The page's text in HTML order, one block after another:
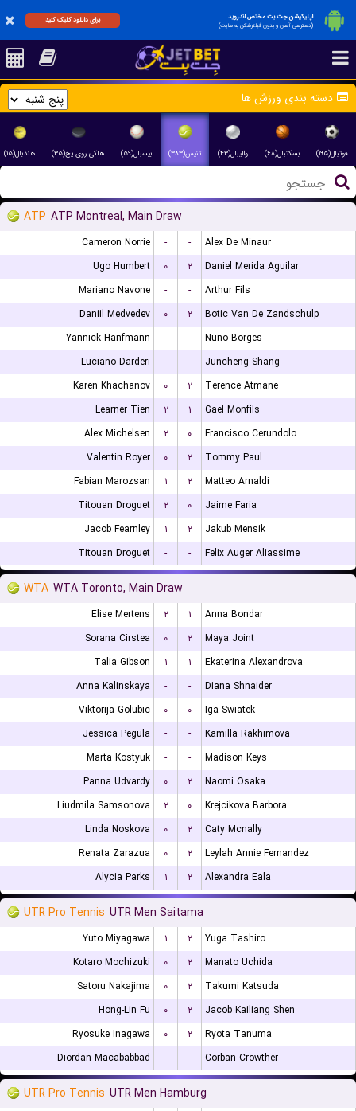
اپلیکیشن جت بت مختص اندروید
(دسترسی آسان و بدون فیلترشکن به سایت)
برای دانلود کلیک کنید
دسته بندی ورزش ها
فوتبال(۱۹۵) بسکتبال(۶۸) والیبال(۴۳) تنیس(۳۸۳) بیسبال(۵۹) هاکی روی یخ(۳۵) هندبال(۱۵)
ATP ATP Montreal, Main Draw
Cameron Norrie - -
Alex De Minaur
Ugo Humbert
۰ ۲
Daniel Merida Aguilar
Mariano Navone
- -
Arthur Fils
Daniil Medvedev
۰ ۲
Botic Van De Zandschulp
Yannick Hanfmann
- -
Nuno Borges
Luciano Darderi
- -
Juncheng Shang
Karen Khachanov
۰ ۲
Terence Atmane
Learner Tien
۲ ۱
Gael Monfils
Alex Michelsen
۲ ۰
Francisco Cerundolo
Valentin Royer
۰ ۲
Tommy Paul
Fabian Marozsan
۱ ۲
Matteo Arnaldi
Titouan Droguet
۲ ۰
Jaime Faria
Jacob Fearnley
۱ ۲
Jakub Mensik
Titouan Droguet
- - Felix Auger Aliassime
WTA WTA Toronto, Main Draw
Elise Mertens ۲ ۱
Anna Bondar
Sorana Cirstea
۰ ۲
Maya Joint
Talia Gibson
۱ ۱
Ekaterina Alexandrova
Anna Kalinskaya
- -
Diana Shnaider
Viktorija Golubic
۰ ۰
Iga Swiatek
Jessica Pegula
- -
Kamilla Rakhimova
Marta Kostyuk
- -
Madison Keys
Panna Udvardy
۰ ۲
Naomi Osaka
Liudmila Samsonova
۲ ۰
Krejcikova Barbora
Linda Noskova
۰ ۲
Caty Mcnally
Renata Zarazua
۰ ۲
Leylah Annie Fernandez
Alycia Parks
۱ ۲ Alexandra Eala
UTR Pro Tennis UTR Men Saitama
Yuto Miyagawa ۱ ۲
Yuga Tashiro
Kotaro Mochizuki
۰ ۲
Manato Uchida
Satoru Nakajima
۰ ۲
Takumi Katsuda
Hong-Lin Fu
۰ ۲
Jacob Kailiang Shen
Ryosuke Inagawa
۰ ۲
Ryota Tanuma
Diordan Macababbad
- - Corban Crowther
UTR Pro Tennis UTR Men Hamburg